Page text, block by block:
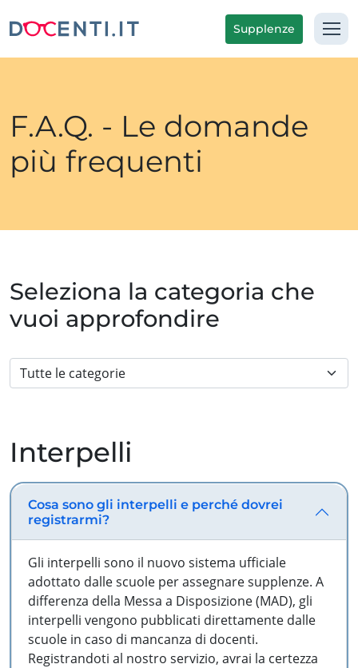
Supplenze
F.A.Q. - Le domande
più frequenti
Seleziona la categoria che
vuoi approfondire
Interpelli
Cosa sono gli interpelli e perché dovrei
registrarmi?
Gli interpelli sono il nuovo sistema ufficiale
adottato dalle scuole per assegnare supplenze. A
differenza della Messa a Disposizione (MAD), gli
interpelli vengono pubblicati direttamente dalle
scuole in caso di mancanza di docenti.
Registrandoti al nostro servizio, avrai la certezza